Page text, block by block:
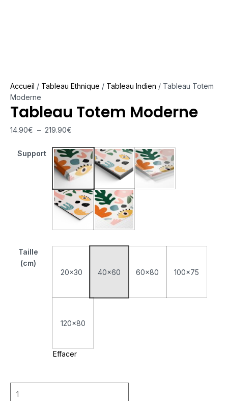
Accueil / Tableau Ethnique / Tableau Indien / Tableau Totem
Moderne
Tableau Totem Moderne
14.90€ – 219.90€
Support
Tableau Monté Sur Châssis
Tableau Cadre Flottant
Tableau Plexiglas
Tableau AluminiumPoster sur Papier Photo
Taille
(cm)
20x30
40x60 60x80 100x75
120x80
Effacer